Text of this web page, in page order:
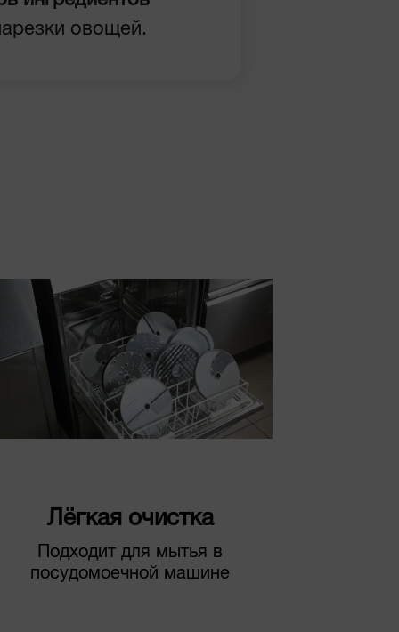
овощей.
Лёгкая очистка
Подходит для мытья в
посудомоечной машине